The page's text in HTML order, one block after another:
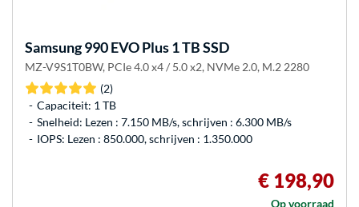
Samsung990 EVO Plus 1 TB SSD
MZ-V9S1T0BW, PCIe 4.0 x4 / 5.0 x2, NVMe 2.0, M.2 2280
(2)
Capaciteit: 1 TB
Snelheid: Lezen : 7.150 MB/s, schrijven : 6.300 MB/s
IOPS: Lezen : 850.000, schrijven : 1.350.000
€ 198,90
Op voorraad